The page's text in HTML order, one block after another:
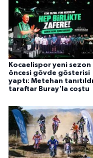
Kocaelispor yeni sezon
öncesi gövde gösterisi
yaptı: Metehan
taraftar Buray'la coştu